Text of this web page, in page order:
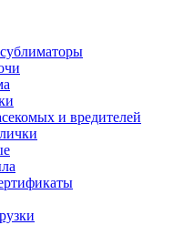
и вредителей